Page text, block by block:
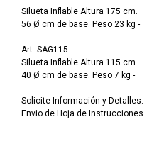
Silueta Inflable Altura 175 cm.
56 Ø cm de base. Peso 23 kg -
Art. SAG115
Silueta Inflable Altura 115 cm.
40 Ø cm de base. Peso 7 kg -
Solicite Información y Detalles.
Envio de Hoja de Instrucciones.